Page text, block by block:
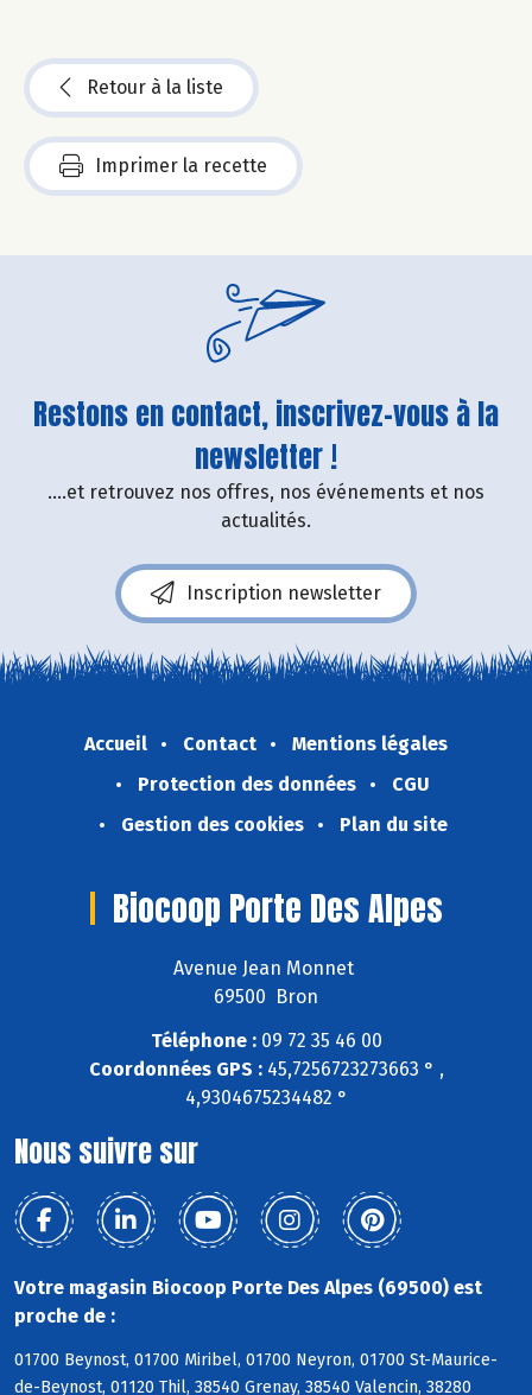
Retour à la liste
Imprimer la recette
Restons en contact, inscrivez-vous à la
newsletter !
....et retrouvez nos offres, nos événements et nos
actualités.
Inscription newsletter
Accueil Contact
Mentions légales
Protection des données
CGU
Gestion des cookies
Plan du site
Biocoop Porte Des Alpes
Avenue Jean Monnet
69500 Bron
Téléphone :09 72 35 46 00
Coordonnées GPS :45,7256723273663 ° ,
4,9304675234482 °
Nous suivre sur
Votre magasin Biocoop Porte Des Alpes (69500) est
proche de :
01700 Beynost, 01700 Miribel, 01700 Neyron, 01700 St-Maurice-
de-Beynost, 01120 Thil, 38540 Grenay, 38540 Valencin, 38280